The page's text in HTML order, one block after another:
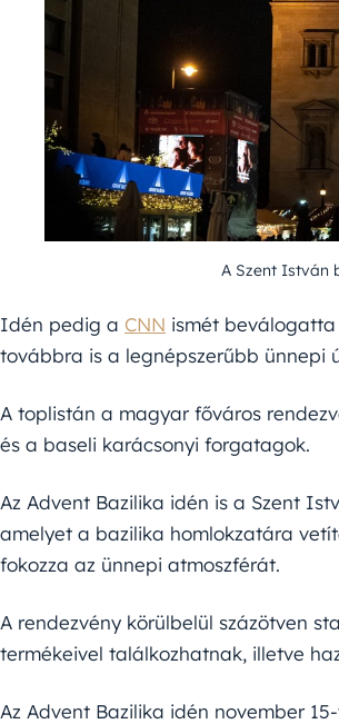
A Szent István
Idén pedig a CNN ismét
továbbra is a legnépszerűbb ünnepi
A toplistán a magyar főváros
és a baseli karácsonyi forgatagok.
Az Advent Bazilika idén is a Szent
amelyet a bazilika homlokzatára
fokozza az ünnepi atmoszférát.
A rendezvény körülbelül százötven
termékeivel találkozhatnak, illetve
Az Advent Bazilika idén november